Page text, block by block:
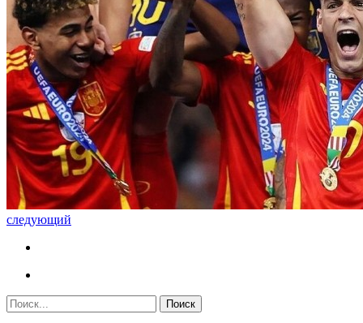
следующий